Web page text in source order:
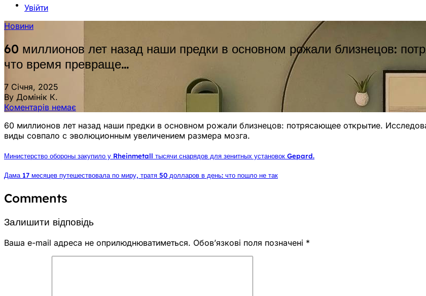
Увійти
Новини
60 миллионов лет назад наши предки в основном рожали близнецов:
что время превраще…
7 Січня, 2025
By Домінік К.
Коментарів немає
60 миллионов лет назад наши предки в основном рожали близнецов: потрясающее открытие.
виды совпало с эволюционным увеличением размера мозга.
Министерство обороны закупило у Rheinmetall тысячи снарядов для зенитных установок Gepard.
Дама 17 месяцев путешествовала по миру, тратя 50 долларов в день: что пошло не так
Comments
Залишити відповідь
Ваша e-mail адреса не оприлюднюватиметься. Обов’язкові поля позначені *